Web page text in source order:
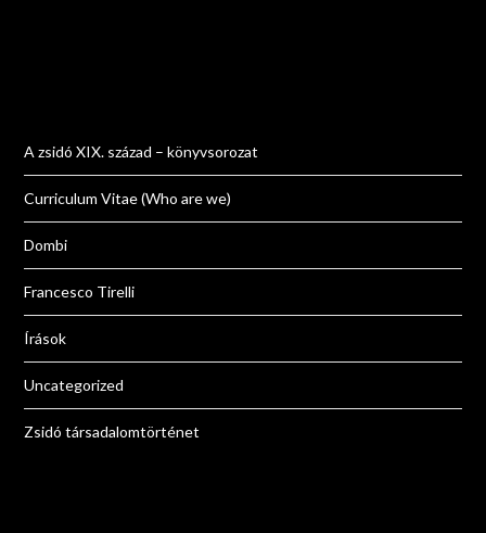
A zsidó XIX. század – könyvsorozat
Curriculum Vitae (Who are we)
Dombi
Francesco Tirelli
Írások
Uncategorized
Zsidó társadalomtörténet